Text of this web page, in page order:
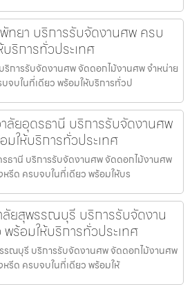
ทยา บริการรับจัดงานศพ ครบ
ริการทั่วประเทศ
การรับจัดงานศพ จัดดอกไม้งานศพ จำหน่าย
จบในที่เดียว พร้อมให้บริการทั่วป
ลัยอุดรธานี บริการรับจัดงานศพ
ให้บริการทั่วประเทศ
ธานี บริการรับจัดงานศพ จัดดอกไม้งานศพ
หรีด ครบจบในที่เดียว พร้อมให้บร
ลัยสุพรรณบุรี บริการรับจัดงาน
ร้อมให้บริการทั่วประเทศ
รณบุรี บริการรับจัดงานศพ จัดดอกไม้งานศพ
หรีด ครบจบในที่เดียว พร้อมให้